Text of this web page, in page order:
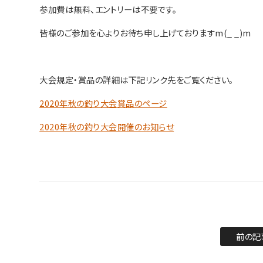
参加費は無料、エントリーは不要です。
皆様のご参加を心よりお待ち申し上げておりますm(_ _)m
大会規定・賞品の詳細は下記リンク先をご覧ください。
2020年秋の釣り大会賞品のページ
2020年秋の釣り大会開催のお知らせ
前の